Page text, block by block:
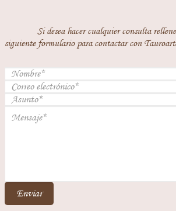
Si desea hacer cualquier consulta
siguiente formulario para contactar con
Enviar